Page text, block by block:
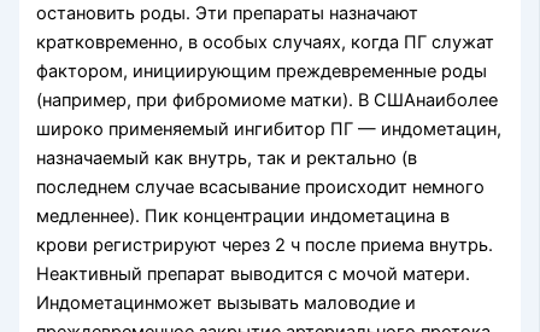
остановить роды. Эти препараты назначают
кратковременно, в особых случаях, когда ПГ служат
фактором, инициирующим преждевременные роды
(например, при фибромиоме матки). В СШАнаиболее
широко применяемый ингибитор ПГ — индометацин,
назначаемый как внутрь, так и ректально (в
последнем случае всасывание происходит немного
медленнее). Пик концентрации индометацина в
крови регистрируют через 2 ч после приема внутрь.
Неактивный препарат выводится с мочой матери.
Индометацинможет вызывать маловодие и